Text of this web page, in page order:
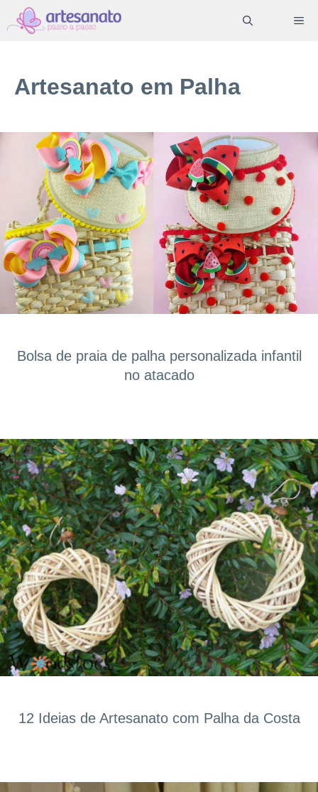
Pular
para
conteúdo
Artesanato em Palha
Bolsa de praia de palha personalizada infantil
no atacado
12 Ideias de Artesanato com Palha da Costa